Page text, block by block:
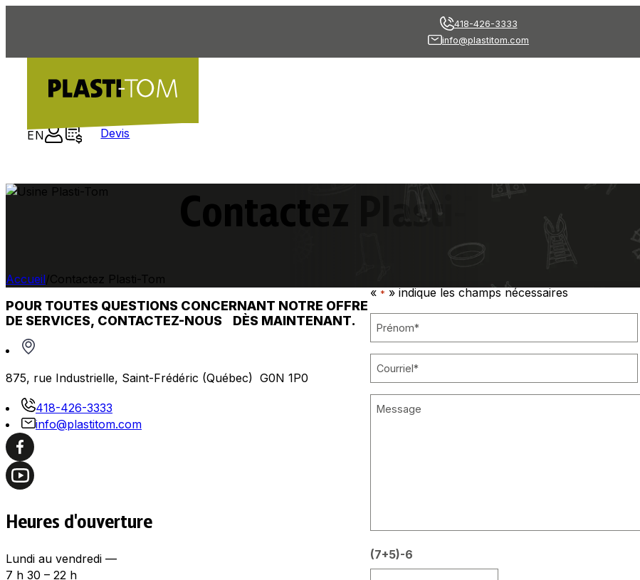
418-426-3333
info@plastitom.com
EN Devis
Contactez Plasti-Tom
Accueil Contactez Plasti-Tom
POUR TOUTES QUESTIONS CONCERNANT NOTRE OFFRE
DE SERVICES, CONTACTEZ-NOUS DÈS MAINTENANT.
875, rue Industrielle, Saint-Frédéric (Québec) G0N 1P0
418-426-3333
info@plastitom.com
Heures d'ouverture
Lundi au vendredi —
7 h 30 – 22 h
«*» indique les champs nécessaires
(7+5)-6